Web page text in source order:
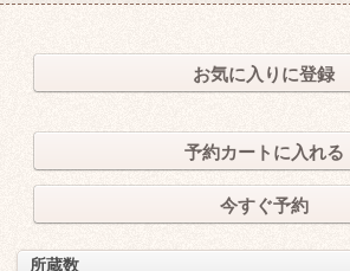
お気に入りに登録
予約カートに入れる
今すぐ予約
所蔵数